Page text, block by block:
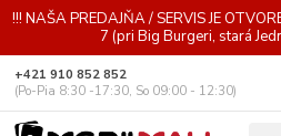
!!! NAŠA PREDAJŇA / SERVIS JE
7 (pri Big Burgeri, stará
+421 910 852 852
(Po-Pia 8:30 -17:30, So 09:00 - 12:30)